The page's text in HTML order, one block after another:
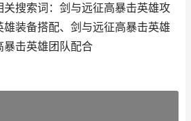
搜索词：剑与远征高暴击英雄攻
装备搭配、剑与远征高暴击英雄
暴击英雄团队配合